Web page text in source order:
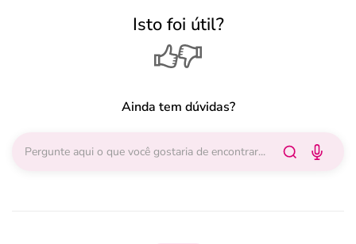
Isto foi útil?
Ainda tem dúvidas?